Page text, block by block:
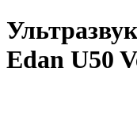
Edan U50